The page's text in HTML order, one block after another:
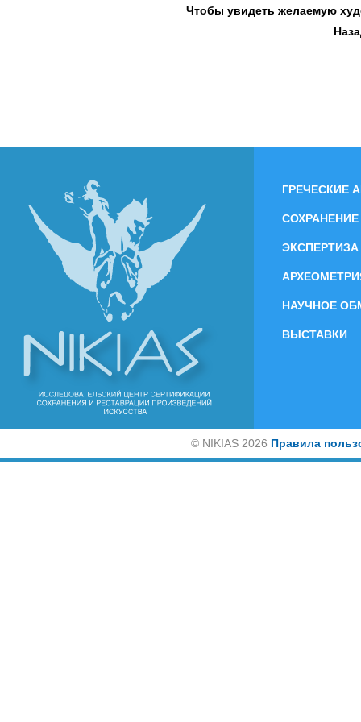
Чтобы увидеть желаемую
ГРЕЧЕСКИЕ
СОХРАНЕНИЕ
НАУЧНОЕ
ВЫСТАВКИ
© NIKIAS 2026 Правила